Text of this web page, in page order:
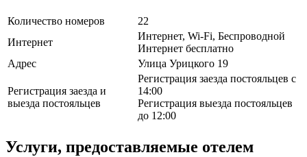
Количество номеров
22
Интернет
Интернет, Wi-Fi, Беспроводной
Интернет бесплатно
Адрес
Улица Урицкого 19
Регистрация заезда и
выезда постояльцев
Регистрация заезда постояльцев с
14:00
Регистрация выезда постояльцев
до 12:00
Услуги, предоставляемые отелем